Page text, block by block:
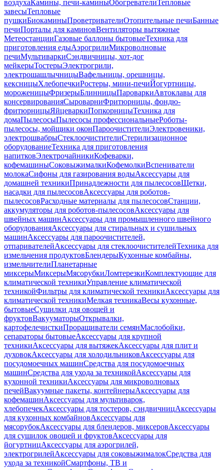
воздухаКамины, печи-каминыОбогревателиТепловые
завесыТепловые
пушкиБиокаминыПроветривателиОтопительные печиБанные
печиПорталы для каминовВентиляторы вытяжные
МетеостанцииГазовые баллоны бытовыеТехника для
приготовления едыАэрогрилиМикроволновые
печиМультиваркиСэндвичницы, хот-дог
мейкерыТостерыЭлектрогрили,
электрошашлычницыВафельницы, орешницы,
кексницыХлебопечкиРостеры, мини-печиЙогуртницы,
мороженицыФризерыБлинницыПароваркиАвтоклавы для
консервированияСыроварниФритюрницы, фондю-
фритюрницыЯйцеваркиПопкорницыТехника для
домаПылесосыПылесосы профессиональныеРоботы-
пылесосы, мойщики оконПароочистителиЭлектровеники,
электрошвабрыСтеклоочистителиСтерилизационное
оборудованиеТехника для приготовления
напитковЭлектрочайникиКофеварки,
кофемашиныСоковыжималкиКофемолкиВспениватели
молокаСифоны для газирования водыАксессуары для
домашней техникиПринадлежности для пылесосовЩетки,
насадки для пылесосовАксессуары для роботов-
пылесосовРасходные материалы для пылесосовСтанции,
аккумуляторы для роботов-пылесосовАксессуары для
швейных машинАксессуары для промышленного швейного
оборудованияАксессуары для стиральных и сушильных
машинАксессуары для пароочистителей,
отпаривателейАксессуары для стеклоочистителейТехника для
измельчения продуктовБлендерыКухонные комбайны,
измельчителиПланетарные
миксерыМиксерыМясорубкиЛомтерезкиКомплектующие для
климатической техникиУправление климатической
техникойФильтры для климатической техникиАксессуары для
климатической техникиМелкая техникаВесы кухонные,
бытовыеСушилки для овощей и
фруктовВакууматорыОткрывалки,
картофелечисткиПроращиватели семянМаслобойки,
сепараторы бытовыеАксессуары для крупной
техникиАксессуары для вытяжекАксессуары для плит и
духовокАксессуары для холодильниковАксессуары для
посудомоечных машинСредства для посудомоечных
машинСредства для ухода за техникойАксессуары для
кухонной техникиАксессуары для микроволновых
печейВакуумные пакеты, контейнерыАксессуары для
кофемашинАксессуары для мультиварок,
хлебопечекАксессуары для тостеров, сэндвичницАксессуары
для кухонных комбайновАксессуары для
мясорубокАксессуары для блендеров, миксеровАксессуары
для сушилок овощей и фруктовАксессуары для
йогуртницАксессуары для аэрогрилей,
электрогрилейАксессуары для соковыжималокСредства для
ухода за техникойСмартфоны, ТВ и